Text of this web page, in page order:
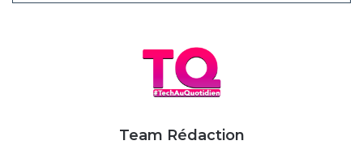
un paradigme d’ingénierie de prompt qui force le modèle à
formuler ses calculs intermédiaires avant d’énoncer sa
Team Rédaction